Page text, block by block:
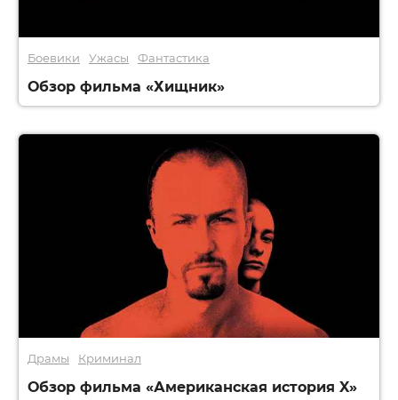
Боевики Ужасы Фантастика
Обзор фильма «Хищник»
Драмы Криминал
Обзор фильма «Американская история X»